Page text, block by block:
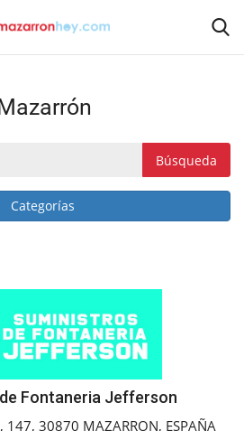
Registrarse
Búsqueda
Categorías
Fontaneria Jefferson
30870 MAZARRON, ESPAÑA